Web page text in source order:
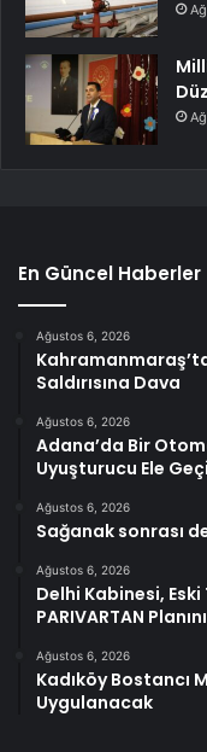
En Güncel Haberler
Ağustos 6, 2026
Saldırısına Dava
Ağustos 6, 2026
Adana’da Bir
Uyuşturucu Ele
Ağustos 6, 2026
Sağanak sonrası
Ağustos 6, 2026
Delhi Kabinesi,
PARIVARTAN
Ağustos 6, 2026
Kadıköy Bostancı
Uygulanacak